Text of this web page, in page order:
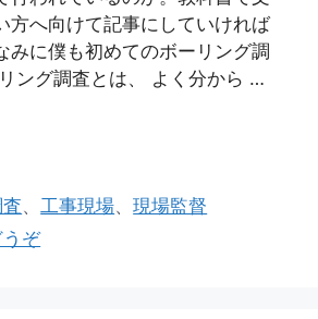
方へ向けて記事にしていければ
みに僕も初めてのボーリング調
ング調査とは、 よく分から …
、工事現場、現場監督
ぞ